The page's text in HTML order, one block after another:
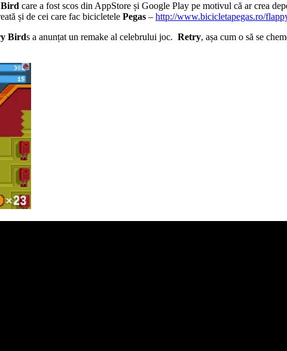
care a fost scos din AppStore și Google Play pe motivul că ar crea
și de cei care fac bicicletele Pegas – http://www.bicicletapegas.ro/
Birds a anunțat un remake al celebrului joc. Retry, așa cum o să se